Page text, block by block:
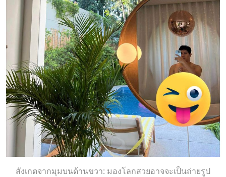
สังเกตจากมุมบนด้านขวา: มองโลกสวยอาจจะเป็นถ่ายรูป